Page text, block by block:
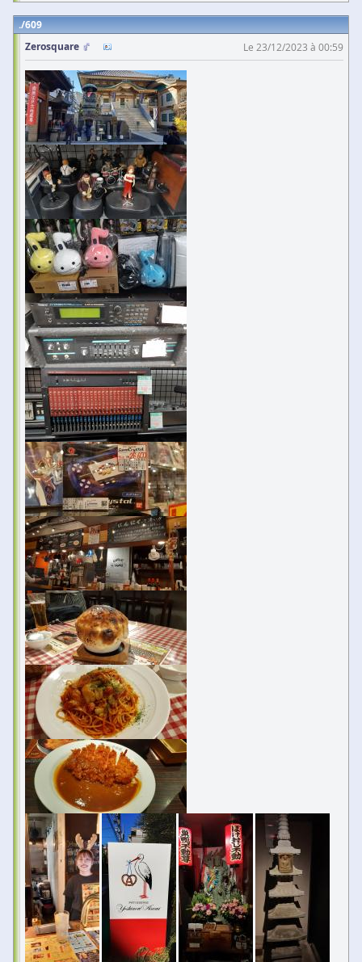
609
Zerosquare
Le 23/12/2023 à 00:59